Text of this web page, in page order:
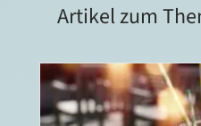
Artikel zum